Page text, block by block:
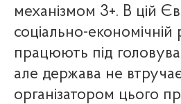
механізмом 3+. В цій
соціально-економічній
працюють під
але держава не
організатором цього